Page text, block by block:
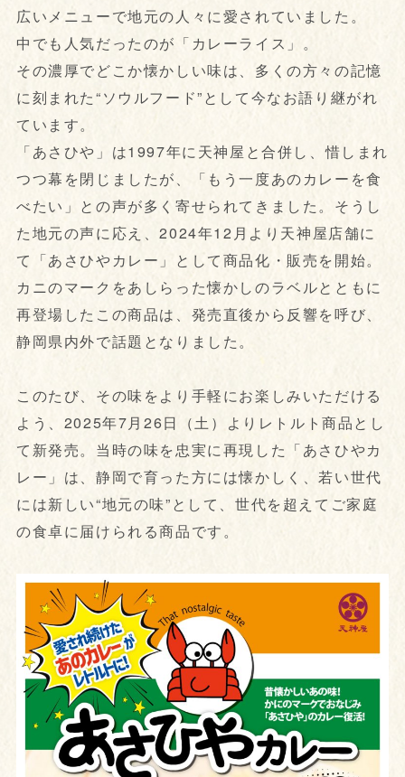
広いメニューで地元の人々に愛されていました。
中でも人気だったのが「カレーライス」。
その濃厚でどこか懐かしい味は、多くの方々の記憶
に刻まれた“ソウルフード”として今なお語り継がれ
ています。
「あさひや」は1997年に天神屋と合併し、惜しまれ
つつ幕を閉じましたが、「もう一度あのカレーを食
べたい」との声が多く寄せられてきました。そうし
た地元の声に応え、2024年12月より天神屋店舗に
て「あさひやカレー」として商品化・販売を開始。
カニのマークをあしらった懐かしのラベルとともに
再登場したこの商品は、発売直後から反響を呼び、
静岡県内外で話題となりました。
このたび、その味をより手軽にお楽しみいただける
よう、2025年7月26日（土）よりレトルト商品とし
て新発売。当時の味を忠実に再現した「あさひやカ
レー」は、静岡で育った方には懐かしく、若い世代
には新しい“地元の味”として、世代を超えてご家庭
の食卓に届けられる商品です。